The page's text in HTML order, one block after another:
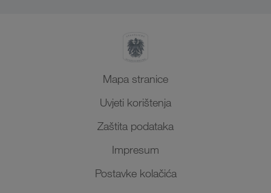
Mapa stranice
Uvjeti korištenja
Zaštita podataka
Impresum
Postavke kolačića